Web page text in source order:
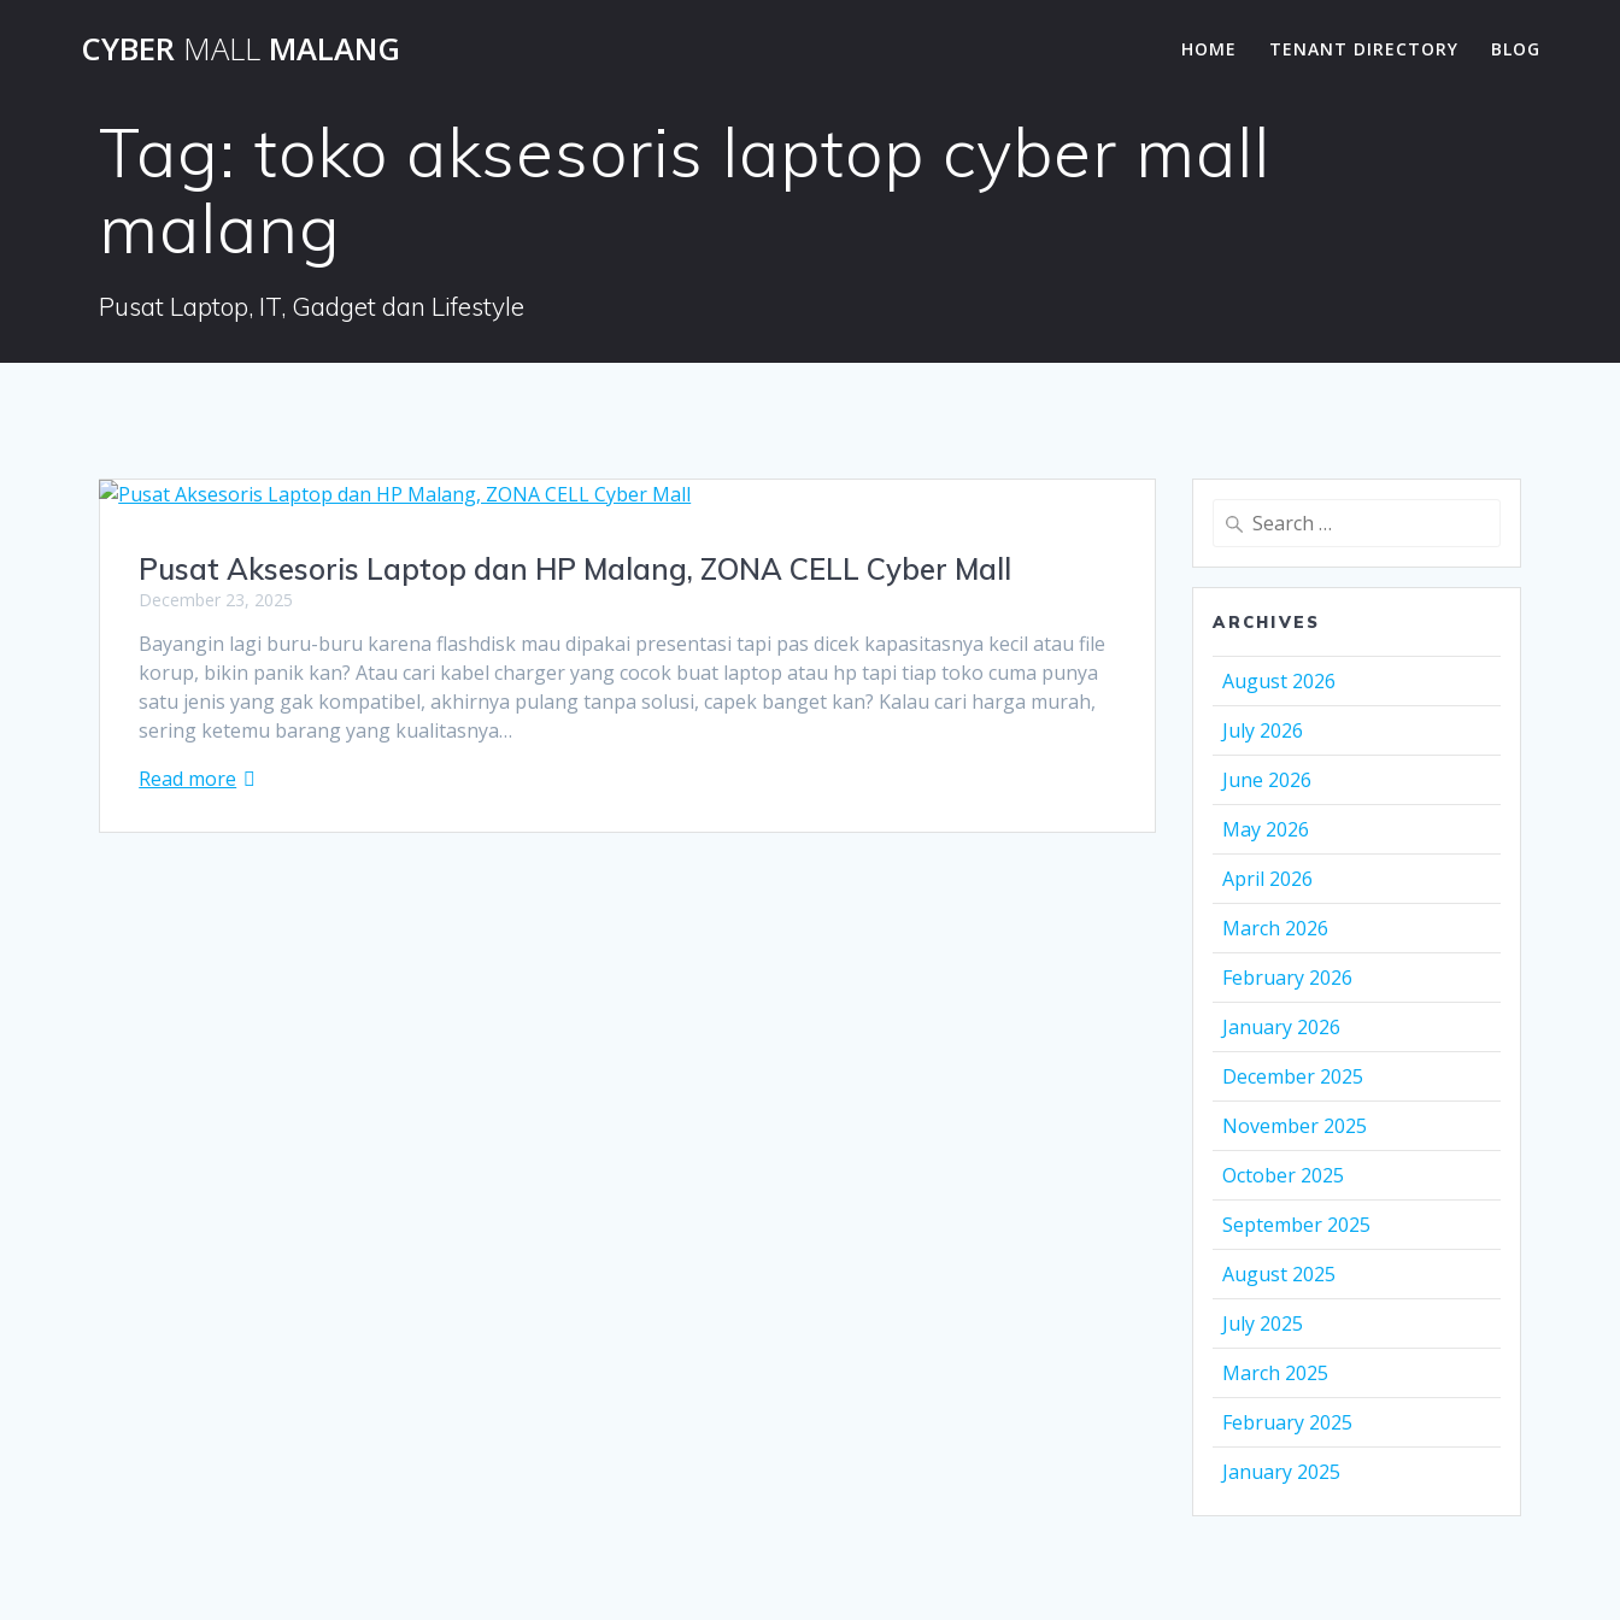
CYBER MALL MALANG HOME TENANT DIRECTORY BLOG
Tag: toko aksesoris laptop cyber mall
malang
Pusat Laptop, IT, Gadget dan Lifestyle
Pusat Aksesoris Laptop dan HP Malang, ZONA CELL Cyber Mall
December 23, 2025
Bayangin lagi buru-buru karena flashdisk mau dipakai presentasi tapi pas dicek kapasitasnya kecil atau file
korup, bikin panik kan? Atau cari kabel charger yang cocok buat laptop atau hp tapi tiap toko cuma punya
satu jenis yang gak kompatibel, akhirnya pulang tanpa solusi, capek banget kan? Kalau cari harga murah,
sering ketemu barang yang kualitasnya…
Read more
Search
ARCHIVES
August 2026
July 2026
June 2026
May 2026
April 2026
March 2026
February 2026
January 2026
December 2025
November 2025
October 2025
September 2025
August 2025
July 2025
March 2025
February 2025
January 2025